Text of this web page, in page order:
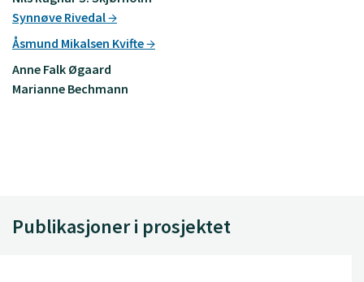
Synnøve Rivedal
Åsmund Mikalsen Kvifte
Anne Falk Øgaard
Marianne Bechmann
Publikasjoner i prosjektet